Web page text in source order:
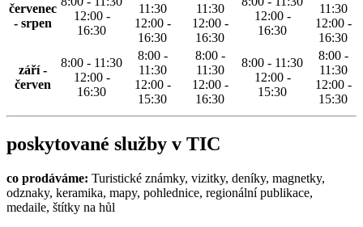
červenec
- srpen
12:00 -
16:30
11:30
12:00 -
16:30
11:30
12:00 -
16:30
12:00 -
16:30
11:30
12:00 -
16:30
září -
červen
8:00 - 11:30
12:00 -
16:30
8:00 -
11:30
12:00 -
15:30
8:00 -
11:30
12:00 -
16:30
8:00 - 11:30
12:00 -
15:30
8:00 -
11:30
12:00 -
15:30
poskytované služby v TIC
co prodáváme: Turistické známky, vizitky, deníky, magnetky,
odznaky, keramika, mapy, pohlednice, regionální publikace,
medaile, štítky na hůl